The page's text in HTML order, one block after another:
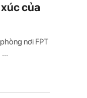
của
nơi FPT